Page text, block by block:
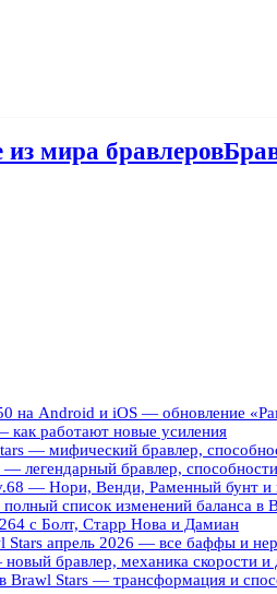
на Android и iOS — обновление
работают новые усиления
— мифический бравлер,
легендарный бравлер,
— Нори, Венди, Раменный бунт и
список изменений баланса в
с Болт, Старр Нова и Дамиан
Stars апрель 2026 — все баффы и
бравлер, механика скорости и
Brawl Stars — трансформация и